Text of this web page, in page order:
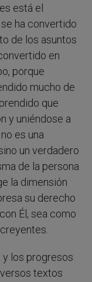
está el
ha convertido
de los asuntos
en
porque
mucho de
que
y uniéndose a
es una
un verdadero
de la persona
la dimensión
su derecho
Él, sea como
y los progresos
textos